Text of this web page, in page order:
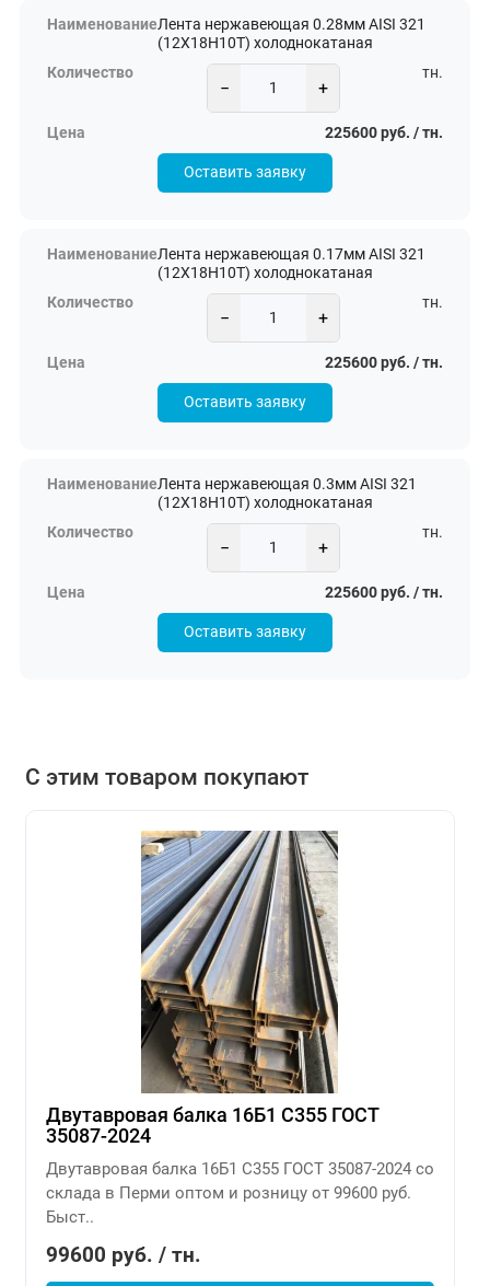
Лента нержавеющая 0.28мм AISI 321
(12Х18Н10Т) холоднокатаная
− +
тн.
225600 руб. / тн.
Оставить заявку
Лента нержавеющая 0.17мм AISI 321
(12Х18Н10Т) холоднокатаная
− +
тн.
225600 руб. / тн.
Оставить заявку
Лента нержавеющая 0.3мм AISI 321
(12Х18Н10Т) холоднокатаная
− +
тн.
225600 руб. / тн.
Оставить заявку
С этим товаром покупают
Двутавровая балка 16Б1 С355 ГОСТ
35087-2024
Двутавровая балка 16Б1 С355 ГОСТ 35087-2024 со
склада в Перми оптом и розницу от 99600 руб.
Быст..
99600 руб. / тн.